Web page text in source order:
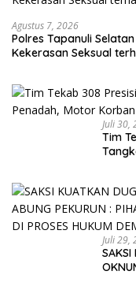
Agustus 7, 2026
Polres Tapanuli
Kekerasan Seksual
Juli 30,
Tim
Juli 29,
SAKSI